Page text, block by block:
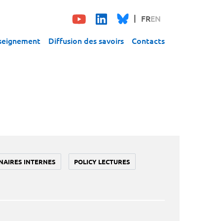
FREN
Diffusion des savoirs Contacts
INTERNES POLICY LECTURES